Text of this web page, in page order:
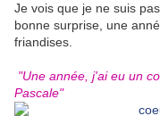
Je vois que je ne suis
bonne surprise, une
friandises.
"Une année, j'ai eu un
Pascale"